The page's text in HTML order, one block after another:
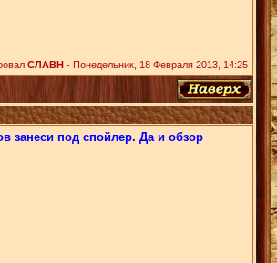
СЛАВН - Понедельник, 18 Февраля 2013, 14:25
занеси под спойлер. Да и обзор